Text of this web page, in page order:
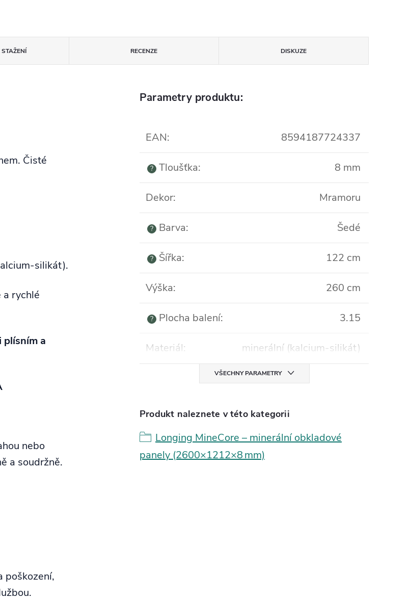
RECENZE DISKUZE
Čisté
a rychlé
a
nebo
a soudržně.
poškození,
Parametry produktu:
EAN: 8594187724337
? Tloušťka: 8 mm
Dekor: Mramoru
? Barva: Šedé
? Šířka: 122 cm
Výška: 260 cm
? Plocha balení: 3.15
Materiál: minerální (kalcium‑silikát)
VŠECHNY PARAMETRY
Produkt naleznete v této kategorii
Longing MineCore – minerální obkladové
panely (2600×1212×8 mm)